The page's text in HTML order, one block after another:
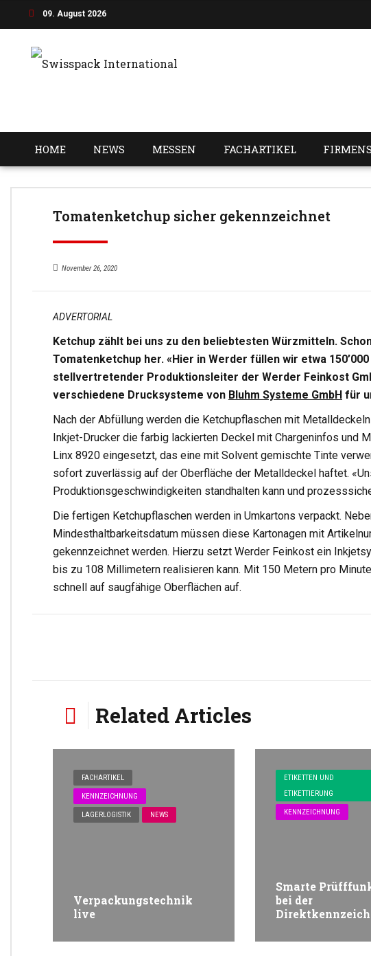
09. August 2026
HOME NEWS MESSEN FACHARTIKEL
Tomatenketchup sicher gekennzeichnet
November 26, 2020
ADVERTORIAL
Ketchup zählt bei uns zu den beliebtesten Würzmitteln.
Tomatenketchup her. «Hier in Werder füllen wir etwa
stellvertretender Produktionsleiter der Werder Feinkost
verschiedene Drucksysteme von Bluhm Systeme GmbH für
Nach der Abfüllung werden die Ketchupflaschen mit
Inkjet-Drucker die farbig lackierten Deckel mit Chargeninfos und
Linx 8920 eingesetzt, das eine mit Solvent gemischte Tinte
sofort zuverlässig auf der Oberfläche der Metalldeckel haftet.
Produktionsgeschwindigkeiten standhalten kann und
Die fertigen Ketchupflaschen werden in Umkartons verpackt.
Mindesthaltbarkeitsdatum müssen diese Kartonagen mit
gekennzeichnet werden. Hierzu setzt Werder Feinkost ein
bis zu 108 Millimetern realisieren kann. Mit 150 Metern pro
schnell auf saugfähige Oberflächen auf.
Related Articles
FACHARTIKEL
KENNZEICHNUNG
LAGERLOGISTIK NEWS
Verpackungstechnik
live
ETIKETTEN UND
ETIKETTIERUNG
KENNZEICHNUNG
Smarte
bei der